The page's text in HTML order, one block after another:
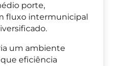
porte,
fluxo intermunicipal
um ambiente
eficiência